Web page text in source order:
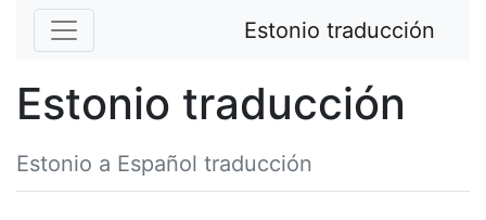
Estonio traducción
Estonio traducción
Estonio a Español traducción